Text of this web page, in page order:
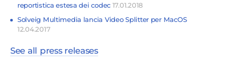
reportistica estesa dei codec 17.01.2018
Solveig Multimedia lancia Video Splitter per MacOS
12.04.2017
See all press releases